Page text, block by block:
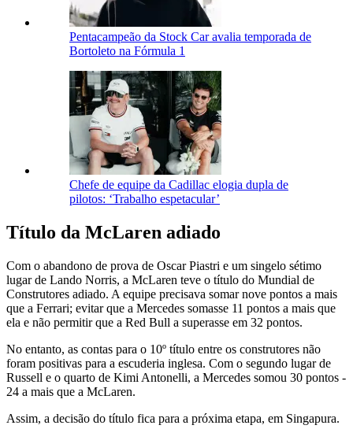
Pentacampeão da Stock Car avalia temporada de
Bortoleto na Fórmula 1
Chefe de equipe da Cadillac elogia dupla de
pilotos: ‘Trabalho espetacular’
Título da McLaren adiado
Com o abandono de prova de Oscar Piastri e um singelo sétimo
lugar de Lando Norris, a McLaren teve o título do Mundial de
Construtores adiado. A equipe precisava somar nove pontos a mais
que a Ferrari; evitar que a Mercedes somasse 11 pontos a mais que
ela e não permitir que a Red Bull a superasse em 32 pontos.
No entanto, as contas para o 10º título entre os construtores não
foram positivas para a escuderia inglesa. Com o segundo lugar de
Russell e o quarto de Kimi Antonelli, a Mercedes somou 30 pontos -
24 a mais que a McLaren.
Assim, a decisão do título fica para a próxima etapa, em Singapura.